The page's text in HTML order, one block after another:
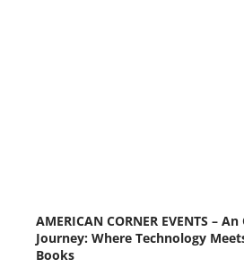
AMERICAN CORNER EVENTS –
Journey: Where Technology
Books